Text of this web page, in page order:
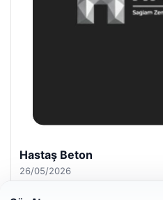
Hastaş Beton
26/05/2026